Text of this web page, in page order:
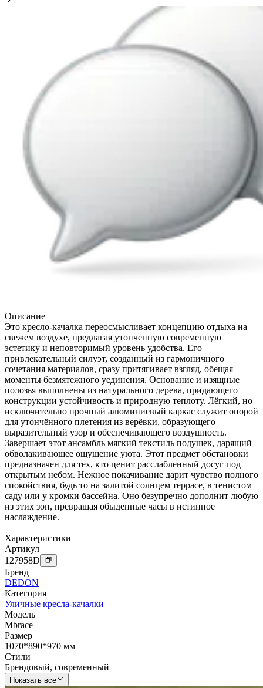
Описание
Это кресло-качалка переосмысливает концепцию отдыха на
свежем воздухе, предлагая утонченную современную
эстетику и неповторимый уровень удобства. Его
привлекательный силуэт, созданный из гармоничного
сочетания материалов, сразу притягивает взгляд, обещая
моменты безмятежного уединения. Основание и изящные
полозья выполнены из натурального дерева, придающего
конструкции устойчивость и природную теплоту. Лёгкий, но
исключительно прочный алюминиевый каркас служит опорой
для утончённого плетения из верёвки, образующего
выразительный узор и обеспечивающего воздушность.
Завершает этот ансамбль мягкий текстиль подушек, дарящий
обволакивающее ощущение уюта. Этот предмет обстановки
предназначен для тех, кто ценит расслабленный досуг под
открытым небом. Нежное покачивание дарит чувство полного
спокойствия, будь то на залитой солнцем террасе, в тенистом
саду или у кромки бассейна. Оно безупречно дополнит любую
из этих зон, превращая обыденные часы в истинное
наслаждение.
Характеристики
Артикул
127958D
Бренд
DEDON
Категория
Уличные кресла-качалки
Модель
Mbrace
Размер
1070*890*970 мм
Стили
Брендовый, современный
Показать все